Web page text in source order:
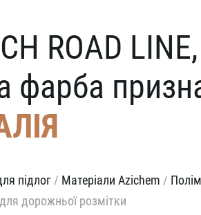
ROAD
фарба
підлог / Матеріали Azichem /
дорожньої розмітки